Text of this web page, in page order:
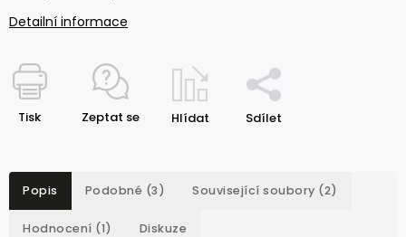
Detailní informace
Tisk Zeptat se Hlídat Sdílet
Popis Podobné (3) Související soubory (2)
Hodnocení (1) Diskuze